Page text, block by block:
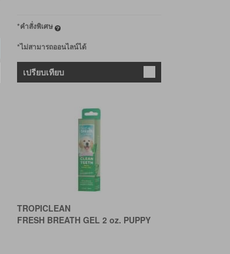
*คำสั่งพิเศษ
*ไม่สามารถออนไลน์ได้
เปรียบเทียบ
TROPICLEAN
FRESH BREATH GEL 2 oz. PUPPY